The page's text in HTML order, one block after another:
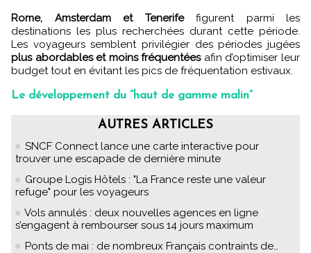
Rome, Amsterdam et Tenerifefigurent parmi les
destinations les plus recherchées durant cette période.
Les voyageurs semblent privilégier des périodes jugées
plus abordables et moins fréquentéesafin d’optimiser leur
budget tout en évitant les pics de fréquentation estivaux.
Le développement du “haut de gamme malin”
AUTRES ARTICLES
SNCF Connect lance une carte interactive pour
trouver une escapade de dernière minute
Groupe Logis Hôtels : "La France reste une valeur
refuge" pour les voyageurs
Vols annulés : deux nouvelles agences en ligne
s’engagent à rembourser sous 14 jours maximum
Ponts de mai : de nombreux Français contraints de…